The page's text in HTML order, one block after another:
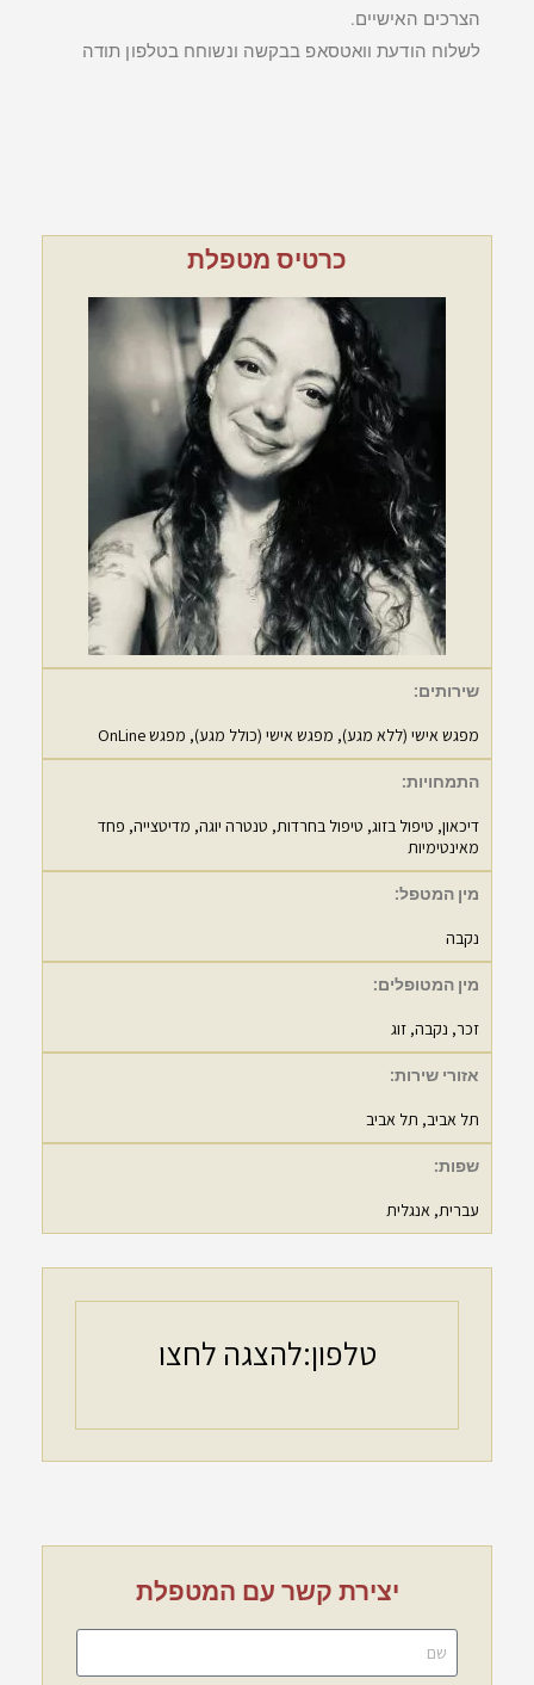
הצרכים האישיים.
לשלוח הודעת וואטסאפ בבקשה ונשוחח בטלפון תודה
כרטיס מטפלת
שירותים:
מפגש אישי (ללא מגע), מפגש אישי (כולל מגע), מפגש OnLine
התמחויות:
דיכאון, טיפול בזוג, טיפול בחרדות, טנטרה יוגה, מדיטצייה, פחד
מאינטימיות
מין המטפל:
נקבה
מין המטופלים:
זכר, נקבה, זוג
אזורי שירות:
תל אביב, תל אביב
שפות:
עברית, אנגלית
טלפון:להצגה לחצו
יצירת קשר עם המטפלת